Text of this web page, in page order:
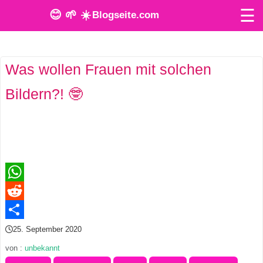
😊 🌱 ☀️Blogseite.com ☰
n
l
e
T
o
o
l
Was wollen Frauen mit solchen
Bildern?! 🤓
WhatsApp
Reddit
Teilen
25. September 2020
von : unbekannt